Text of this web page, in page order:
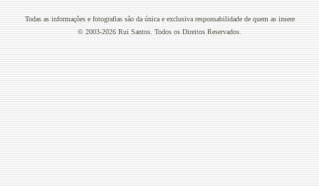
Todas as informações e fotografias são da única e exclusiva responsabilidade de quem as insere
© 2003-2026 Rui Santos. Todos os Direitos Reservados.